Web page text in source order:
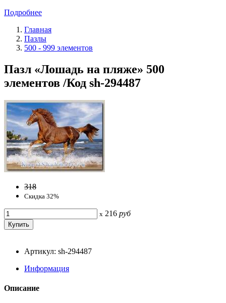
Подробнее
Главная
Пазлы
500 - 999 элементов
Пазл «Лошадь на пляже» 500
элементов /Код sh-294487
318
Скидка 32%
x 216 руб
Артикул: sh-294487
Информация
Описание